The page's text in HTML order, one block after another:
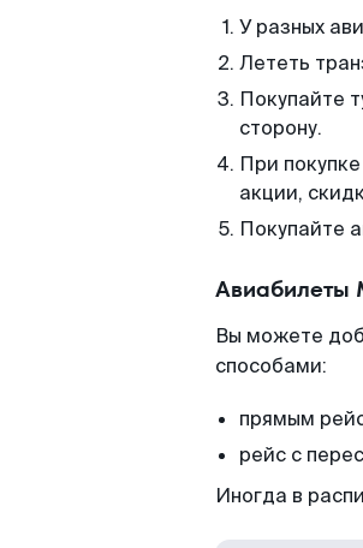
У разных
Лететь
Покупайте
сторону.
При
акции,
Покупайте
Авиабилеты
Вы можете
способами:
прямым
рейс с
Иногда в